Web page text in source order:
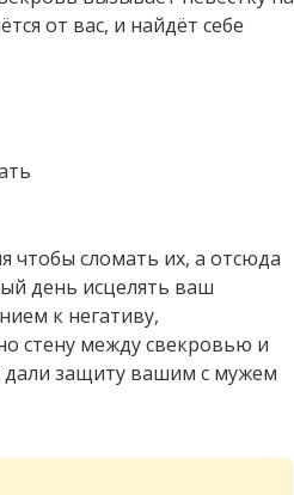
от вас, и найдёт себе
сломать их, а отсюда
день исцелять ваш
к негативу,
стену между свекровью и
защиту вашим с мужем